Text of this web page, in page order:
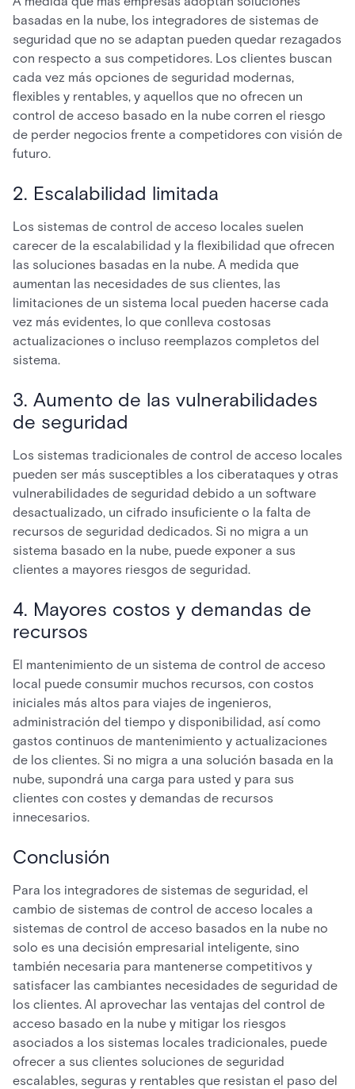
basadas en la nube, los integradores de sistemas de
seguridad que no se adaptan pueden quedar rezagados
con respecto a sus competidores. Los clientes buscan
cada vez más opciones de seguridad modernas,
flexibles y rentables, y aquellos que no ofrecen un
control de acceso basado en la nube corren el riesgo
de perder negocios frente a competidores con visión de
futuro.
2. Escalabilidad limitada
Los sistemas de control de acceso locales suelen
carecer de la escalabilidad y la flexibilidad que ofrecen
las soluciones basadas en la nube. A medida que
aumentan las necesidades de sus clientes, las
limitaciones de un sistema local pueden hacerse cada
vez más evidentes, lo que conlleva costosas
actualizaciones o incluso reemplazos completos del
sistema.
3. Aumento de las vulnerabilidades
de seguridad
Los sistemas tradicionales de control de acceso locales
pueden ser más susceptibles a los ciberataques y otras
vulnerabilidades de seguridad debido a un software
desactualizado, un cifrado insuficiente o la falta de
recursos de seguridad dedicados. Si no migra a un
sistema basado en la nube, puede exponer a sus
clientes a mayores riesgos de seguridad.
4. Mayores costos y demandas de
recursos
El mantenimiento de un sistema de control de acceso
local puede consumir muchos recursos, con costos
iniciales más altos para viajes de ingenieros,
administración del tiempo y disponibilidad, así como
gastos continuos de mantenimiento y actualizaciones
de los clientes. Si no migra a una solución basada en la
nube, supondrá una carga para usted y para sus
clientes con costes y demandas de recursos
innecesarios.
Conclusión
Para los integradores de sistemas de seguridad, el
cambio de sistemas de control de acceso locales a
sistemas de control de acceso basados en la nube no
solo es una decisión empresarial inteligente, sino
también necesaria para mantenerse competitivos y
satisfacer las cambiantes necesidades de seguridad de
los clientes. Al aprovechar las ventajas del control de
acceso basado en la nube y mitigar los riesgos
asociados a los sistemas locales tradicionales, puede
ofrecer a sus clientes soluciones de seguridad
escalables, seguras y rentables que resistan el paso del